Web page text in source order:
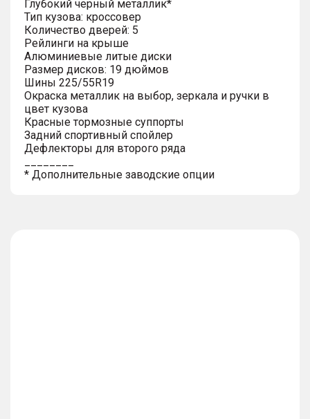
Глубокий черный металлик*
Тип кузова: кроссовер
Количество дверей: 5
Рейлинги на крыше
Алюминиевые литые диски
Размер дисков: 19 дюймов
Шины 225/55R19
Окраска металлик на выбор, зеркала и ручки в
цвет кузова
Красные тормозные суппорты
Задний спортивный спойлер
Дефлекторы для второго ряда
* Дополнительные заводские опции